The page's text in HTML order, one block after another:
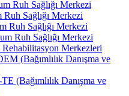
Ruh Sağlığı Merkezi
Sağlığı Merkezi
Ruh Sağlığı Merkezi
Ruh Sağlığı Merkezi
Rehabilitasyon Merkezleri
(Bağımlılık Danışma ve
(Bağımlılık Danışma ve